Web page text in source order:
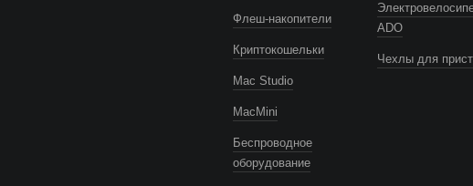
Флеш-накопители
Криптокошельки
Mac Studio
MacMini
Беспроводное
оборудование
ADO
Чехлы для